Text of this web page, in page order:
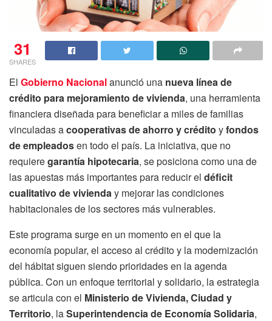
31
SHARES
El Gobierno Nacionalanunció una nueva línea de
crédito para mejoramiento de vivienda, una herramienta
financiera diseñada para beneficiar a miles de familias
vinculadas acooperativas de ahorro y crédito yfondos
de empleadosen todo el país. La iniciativa, que no
requieregarantía hipotecaria, se posiciona como una de
las apuestas más importantes para reducir el déficit
cualitativo de vivienday mejorar las condiciones
habitacionales de los sectores más vulnerables.
Este programa surge en un momento en el que la
economía popular, el acceso al crédito y la modernización
del hábitat siguen siendo prioridades en la agenda
pública. Con un enfoque territorial y solidario, la estrategia
se articula con el Ministerio de Vivienda, Ciudad y
Territorio, laSuperintendencia de Economía Solidaria,